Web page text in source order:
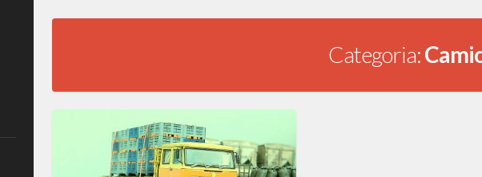
Categoria: